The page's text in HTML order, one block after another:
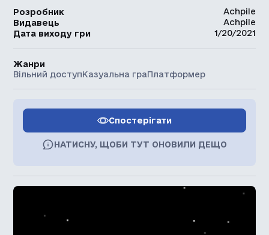
Розробник
Achpile
Видавець
Achpile
Дата виходу гри
1/20/2021
Жанри
Вільний доступКазуальна граПлатформер
Спостерігати
НАТИСНУ, ЩОБИ ТУТ ОНОВИЛИ ДЕЩО